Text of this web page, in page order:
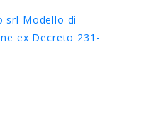
srl Modello di
ex Decreto 231-